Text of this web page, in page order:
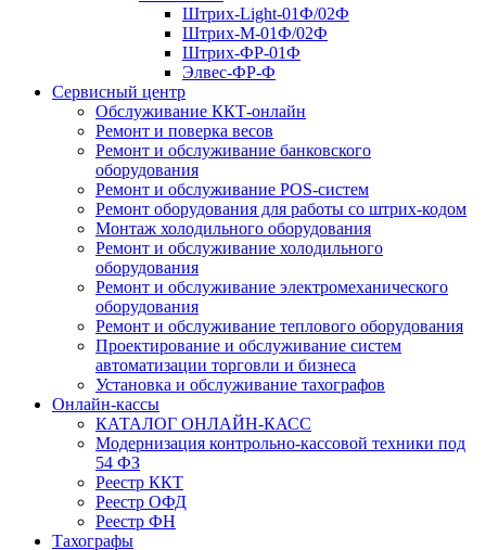
Штрих-Light-01Ф/02Ф
Штрих-М-01Ф/02Ф
Штрих-ФР-01Ф
Элвес-ФР-Ф
Сервисный центр
Обслуживание ККТ-онлайн
Ремонт и поверка весов
Ремонт и обслуживание банковского
оборудования
Ремонт и обслуживание POS-систем
Ремонт оборудования для работы со штрих-кодом
Монтаж холодильного оборудования
Ремонт и обслуживание холодильного
оборудования
Ремонт и обслуживание электромеханического
оборудования
Ремонт и обслуживание теплового оборудования
Проектирование и обслуживание систем
автоматизации торговли и бизнеса
Установка и обслуживание тахографов
Онлайн-кассы
КАТАЛОГ ОНЛАЙН-КАСС
Модернизация контрольно-кассовой техники под
54 ФЗ
Реестр ККТ
Реестр ОФД
Реестр ФН
Тахографы